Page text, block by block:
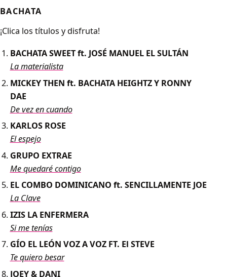
BACHATA
¡Clica los títulos y disfruta!
BACHATA SWEET ft. JOSÉ MANUEL EL SULTÁN
La materialista
MICKEY THEN ft. BACHATA HEIGHTZ Y RONNY
DAE
De vez en cuando
KARLOS ROSE
El espejo
GRUPO EXTRAE
Me quedaré contigo
EL COMBO DOMINICANO ft. SENCILLAMENTE JOE
La Clave
IZIS LA ENFERMERA
Si me tenías
GÍO EL LEÓN VOZ A VOZ FT. El STEVE
Te quiero besar
JOEY & DANI